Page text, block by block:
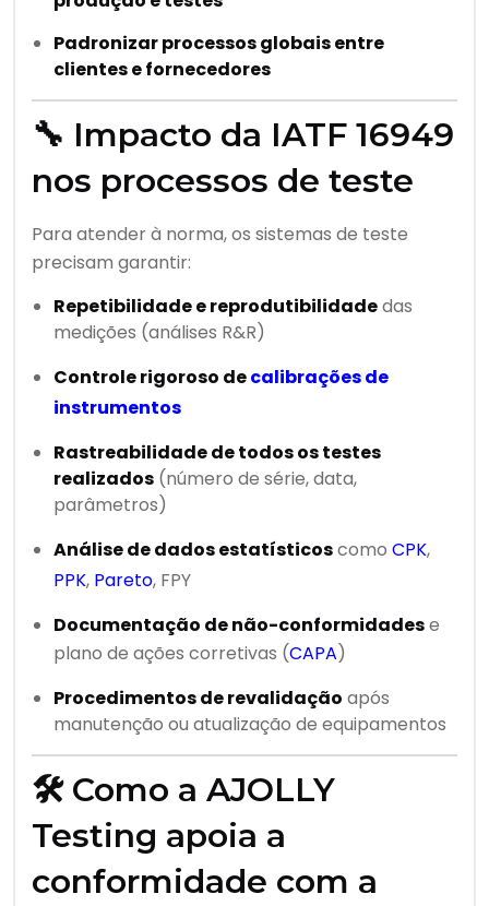
Padronizar processos globais entre
clientes e fornecedores
🔧 Impacto da IATF 16949
nos processos de teste
Para atender à norma, os sistemas de teste
precisam garantir:
Repetibilidade e reprodutibilidadedas
medições (análises R&R)
Controle rigoroso decalibrações de
instrumentos
Rastreabilidade de todos os testes
realizados (número de série, data,
parâmetros)
Análise de dados estatísticoscomo CPK,
PPK, Pareto, FPY
Documentação de não-conformidadese
plano de ações corretivas (CAPA)
Procedimentos de revalidação após
manutenção ou atualização de equipamentos
🛠️ Como a AJOLLY
Testing apoia a
conformidade com a